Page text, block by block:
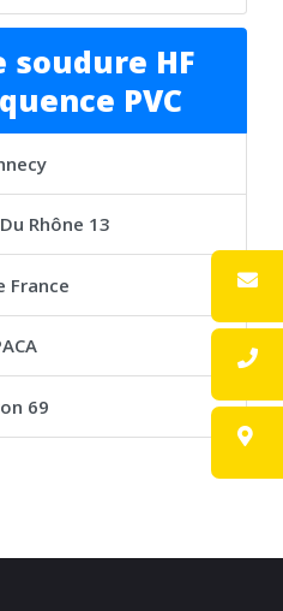
HF
PVC
Rhône 13
France
69